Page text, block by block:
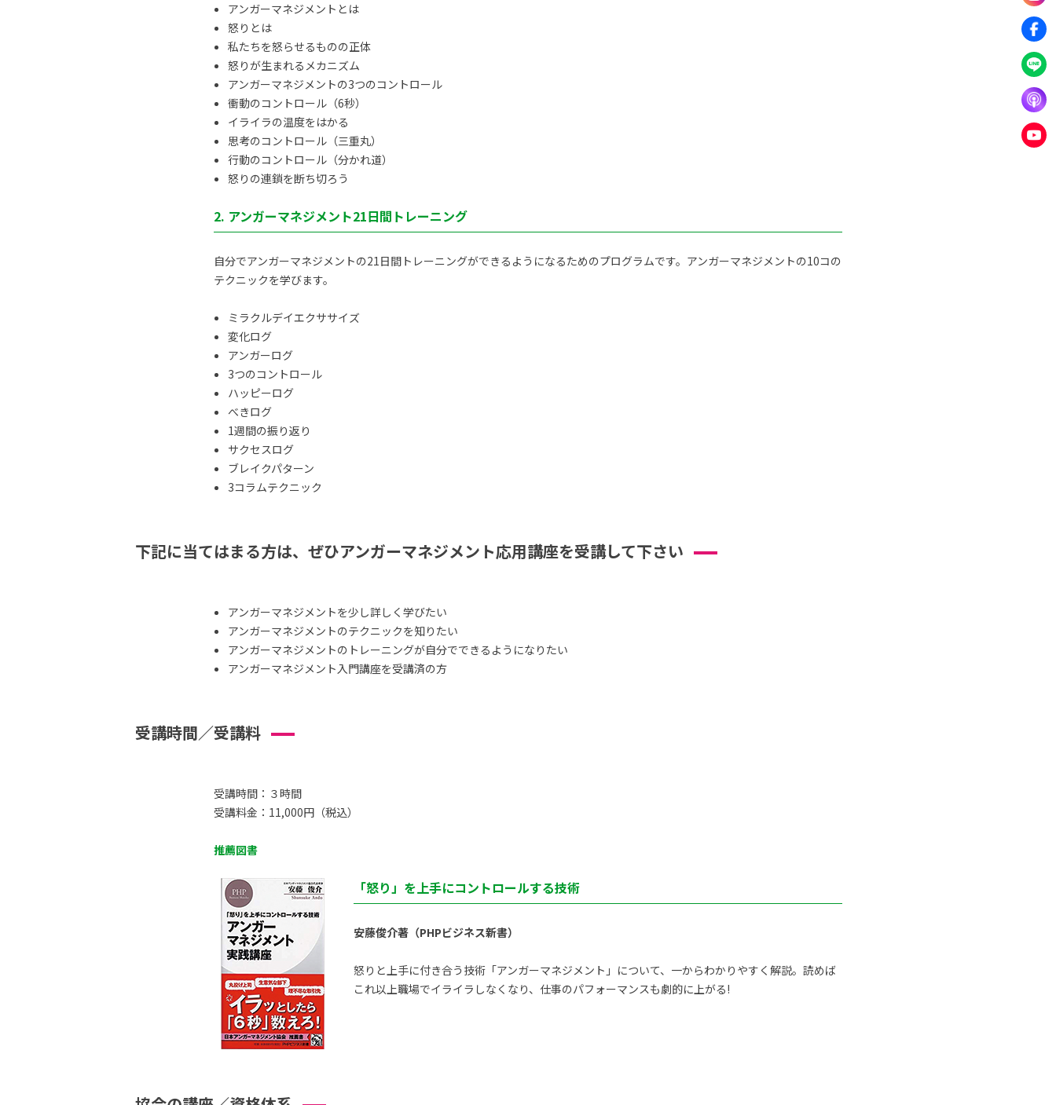
アンガーマネジメントとは
怒りとは
私たちを怒らせるものの正体
怒りが生まれるメカニズム
アンガーマネジメントの3つのコントロール
衝動のコントロール（6秒）
イライラの温度をはかる
思考のコントロール（三重丸）
行動のコントロール（分かれ道）
怒りの連鎖を断ち切ろう
2. アンガーマネジメント21日間トレーニング
自分でアンガーマネジメントの21日間トレーニングができるようになるためのプログラムです。アンガーマネジメントの10コの
テクニックを学びます。
ミラクルデイエクササイズ
変化ログ
アンガーログ
3つのコントロール
ハッピーログ
べきログ
1週間の振り返り
サクセスログ
ブレイクパターン
3コラムテクニック
下記に当てはまる方は、ぜひアンガーマネジメント応用講座を受講して下さい
アンガーマネジメントを少し詳しく学びたい
アンガーマネジメントのテクニックを知りたい
アンガーマネジメントのトレーニングが自分でできるようになりたい
アンガーマネジメント入門講座を受講済の方
受講時間／受講料
受講時間：３時間
受講料金：11,000円（税込）
推薦図書
「怒り」を上手にコントロールする技術
安藤俊介著（PHPビジネス新書）
怒りと上手に付き合う技術「アンガーマネジメント」について、一からわかりやすく解説。読めば
これ以上職場でイライラしなくなり、仕事のパフォーマンスも劇的に上がる!